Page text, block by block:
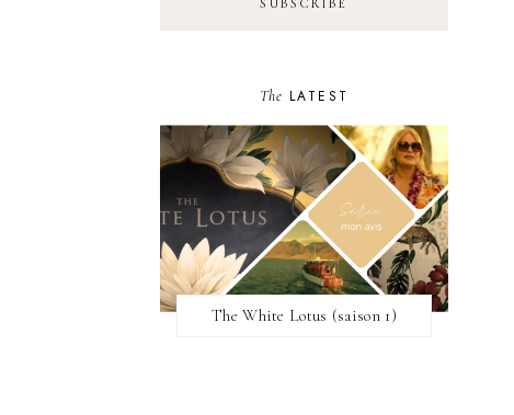
The LATEST
The White Lotus (saison 1)